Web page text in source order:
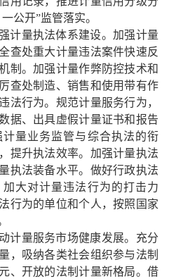
公开”监管落实。
计量执法体系建设。加强计量
查处重大计量违法案件快速反
制。加强计量作弊防控技术和
查处制造、销售和使用带有作
法行为。规范计量服务行为，
据、出具虚假计量证书和报告
量业务监管与综合执法的衔
提升执法效率。加强计量执法
执法装备水平。做好行政执法
大对计量违法行为的打击力
行为的单位和个人，按照国家
计量服务市场健康发展。 充分
，吸纳各类社会组织参与法制
、开放的法制计量新格局。借